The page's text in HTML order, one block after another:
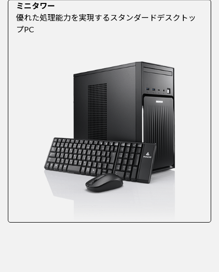
ミニタワー
優れた処理能力を実現するスタンダードデスクトッ
プPC